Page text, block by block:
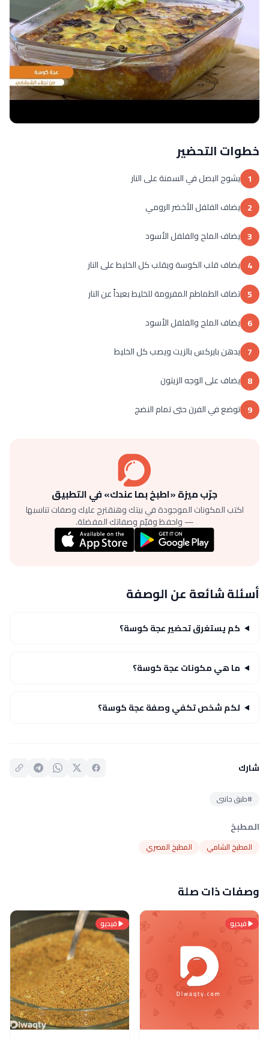
خطوات التحضير
1 يشوح البصل في السمنة على النار
2 يضاف الفلفل الأخضر الرومي
3 يضاف الملح والفلفل الأسود
4 يضاف قلب الكوسة ويقلب كل الخليط على النار
5 تضاف الطماطم المفرومة للخليط بعيداً عن النار
6 يضاف الملح والفلفل الأسود
7 يدهن بايركس بالزيت ويصب كل الخليط
8 يضاف على الوجه الزيتون
9 توضع في الفرن حتى تمام النضج
جرّب ميزة «اطبخ بما عندك» في التطبيق
اكتب المكونات الموجودة في بيتك وهنقترح عليك وصفات تناسبها
— واحفظ وقيّم وصفاتك المفضلة.
أسئلة شائعة عن الوصفة
كم يستغرق تحضير عجة كوسة؟
ما هي مكونات عجة كوسة؟
لكم شخص تكفي وصفة عجة كوسة؟
شارك
#طبق جانبى
المطبخ
المطبخ الشامي المطبخ المصري
وصفات ذات صلة
فيديو فيديو